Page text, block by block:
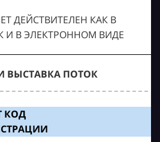
ДЕЙСТВИТЕЛЕН КАК В
И В ЭЛЕКТРОННОМ ВИДЕ
ВЫСТАВКА ПОТОК
КОД